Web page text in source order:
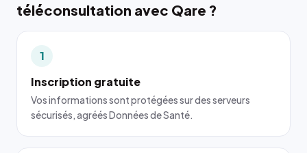
téléconsultation avec Qare ?
1
Inscription gratuite
Vos informations sont protégées sur des serveurs
sécurisés, agréés Données de Santé.